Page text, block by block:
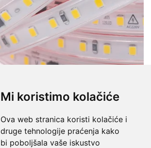
Mi koristimo kolačiće
Ova web stranica koristi kolačiće i
druge tehnologije praćenja kako
bi poboljšala vaše iskustvo